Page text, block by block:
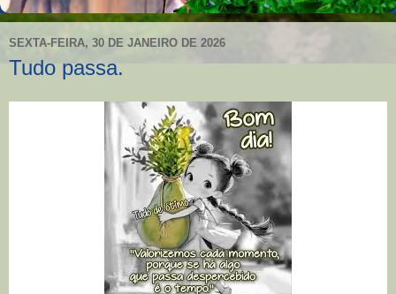
SEXTA-FEIRA, 30 DE JANEIRO DE 2026
Tudo passa.